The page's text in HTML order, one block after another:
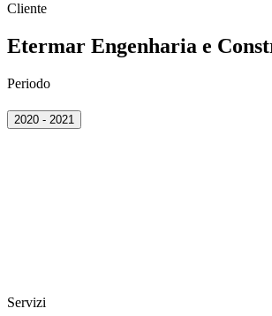
Cliente
Etermar Engenharia e
Periodo
2020 - 2021
Servizi